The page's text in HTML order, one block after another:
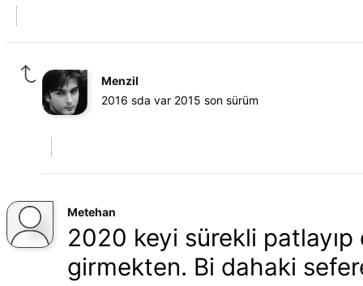
Menzil
2016 sda var 2015 son sürüm
Metehan
2020 keyi sürekli patlayıp
girmekten. Bi dahaki